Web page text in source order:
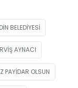
BELEDIYESI
AYNACI
PAYIDAR OLSUN